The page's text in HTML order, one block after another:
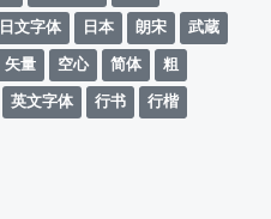
日文字体 日本 朗宋
武蔵
矢量 空心 简体
粗
英文字体 行书
行楷